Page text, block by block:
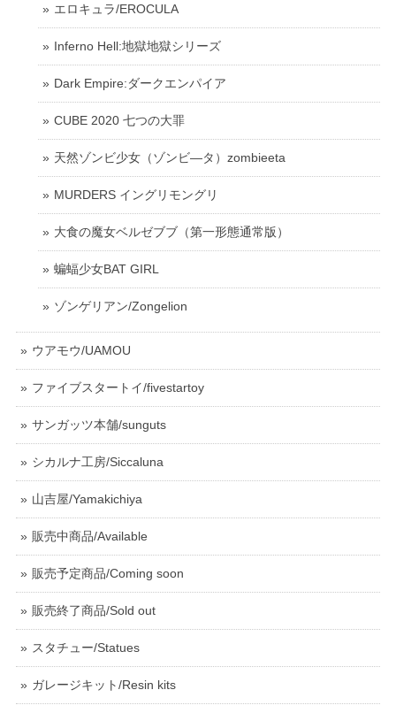
エロキュラ/EROCULA
Inferno Hell:地獄地獄シリーズ
Dark Empire:ダークエンパイア
CUBE 2020 七つの大罪
天然ゾンビ少女（ゾンビ―タ）zombieeta
MURDERS イングリモングリ
大食の魔女ベルゼブブ（第一形態通常版）
蝙蝠少女BAT GIRL
ゾンゲリアン/Zongelion
ウアモウ/UAMOU
ファイブスタートイ/fivestartoy
サンガッツ本舗/sunguts
シカルナ工房/Siccaluna
山吉屋/Yamakichiya
販売中商品/Available
販売予定商品/Coming soon
販売終了商品/Sold out
スタチュー/Statues
ガレージキット/Resin kits